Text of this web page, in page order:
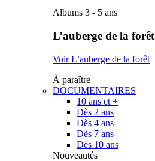
Albums 3 - 5 ans
L’auberge de la forêt
Voir L’auberge de la forêt
À paraître
DOCUMENTAIRES
10 ans et +
Dès 2 ans
Dès 4 ans
Dès 7 ans
Dès 10 ans
Nouveautés